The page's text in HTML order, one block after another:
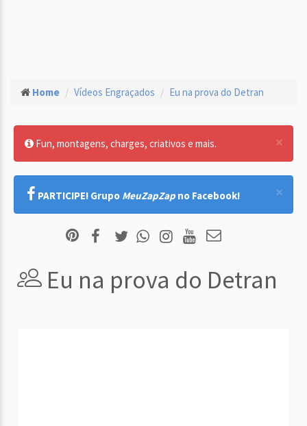
Home Vídeos Engraçados Eu na prova do Detran
×
Fun, montagens, charges, criativos e mais.
×
PARTICIPE! Grupo MeuZapZap no Facebook!
Eu na prova do Detran